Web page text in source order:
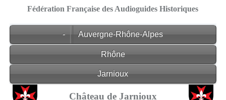
Fédération Française des Audioguides Historiques
- Auvergne-Rhône-Alpes
Rhône
Jarnioux
Château de Jarnioux